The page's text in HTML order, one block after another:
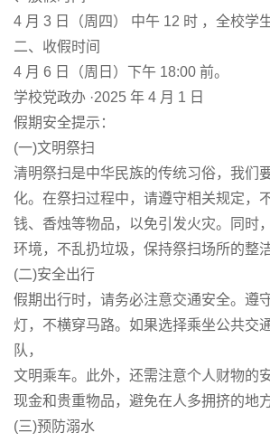
4 月 3 日（周四） 中午 12 时 ，全校学
二、收假时间
4 月 6 日（周日）下午 18:00 前。
学校党政办 ·2025 年 4 月 1 日
假期安全提示：
(一)文明祭扫
清明祭扫是中华民族的传统习俗，我们
化。在祭扫过程中，请遵守相关规定，
钱、香烛等物品，以免引发火灾。同时
环境，不乱扔垃圾，保持祭扫场所的整洁
(二)安全出行
假期出行时，请务必注意交通安全。遵
灯，不横穿马路。如果选择乘坐公共交
队，
文明乘车。此外，还需注意个人财物的
现金和贵重物品，避免在人多拥挤的地
(三)预防溺水